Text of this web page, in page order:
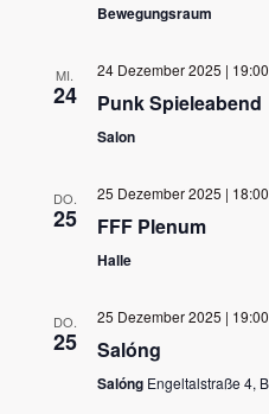
Bewegungsraum
MI.
24
24 Dezember 2025 | 19:00
Punk Spieleabend
Salon
DO.
25
25 Dezember 2025 | 18:00
FFF Plenum
Halle
DO.
25
25 Dezember 2025 | 19:00
Salóng
Salóng Engeltalstraße 4,